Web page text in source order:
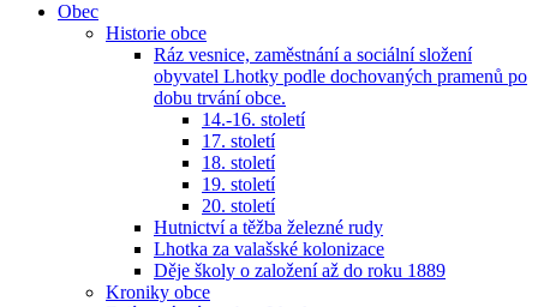
Obec
Historie obce
Ráz vesnice, zaměstnání a sociální složení
obyvatel Lhotky podle dochovaných pramenů po
dobu trvání obce.
14.-16. století
17. století
18. století
19. století
20. století
Hutnictví a těžba železné rudy
Lhotka za valašské kolonizace
Děje školy o založení až do roku 1889
Kroniky obce